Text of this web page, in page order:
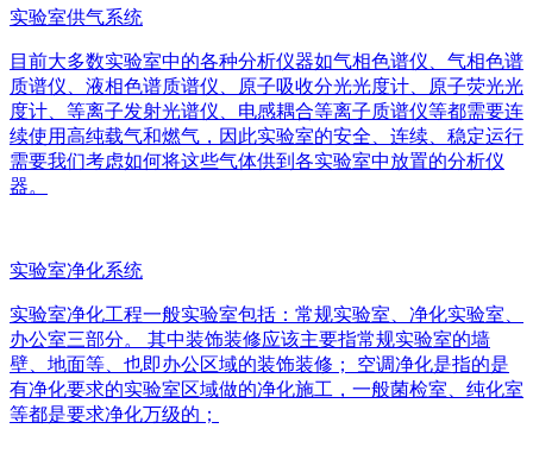
实验室供气系统
目前大多数实验室中的各种分析仪器如气相色谱仪、气相色谱
质谱仪、液相色谱质谱仪、原子吸收分光光度计、原子荧光光
度计、等离子发射光谱仪、电感耦合等离子质谱仪等都需要连
续使用高纯载气和燃气，因此实验室的安全、连续、稳定运行
需要我们考虑如何将这些气体供到各实验室中放置的分析仪
器。
实验室净化系统
实验室净化工程一般实验室包括：常规实验室、净化实验室、
办公室三部分。 其中装饰装修应该主要指常规实验室的墙
壁、地面等、也即办公区域的装饰装修； 空调净化是指的是
有净化要求的实验室区域做的净化施工，一般菌检室、纯化室
等都是要求净化万级的；